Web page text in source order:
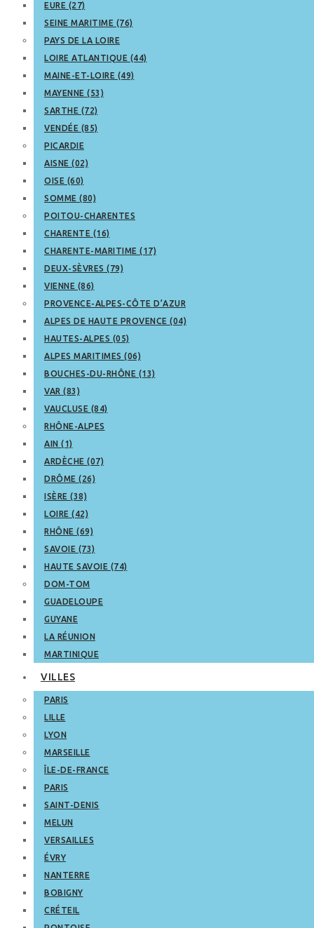
EURE (27)
SEINE MARITIME (76)
PAYS DE LA LOIRE
LOIRE ATLANTIQUE (44)
MAINE-ET-LOIRE (49)
MAYENNE (53)
SARTHE (72)
VENDÉE (85)
PICARDIE
AISNE (02)
OISE (60)
SOMME (80)
POITOU-CHARENTES
CHARENTE (16)
CHARENTE-MARITIME (17)
DEUX-SÈVRES (79)
VIENNE (86)
PROVENCE-ALPES-CÔTE D’AZUR
ALPES DE HAUTE PROVENCE (04)
HAUTES-ALPES (05)
ALPES MARITIMES (06)
BOUCHES-DU-RHÔNE (13)
VAR (83)
VAUCLUSE (84)
RHÔNE-ALPES
AIN (1)
ARDÈCHE (07)
DRÔME (26)
ISÈRE (38)
LOIRE (42)
RHÔNE (69)
SAVOIE (73)
HAUTE SAVOIE (74)
DOM-TOM
GUADELOUPE
GUYANE
LA RÉUNION
MARTINIQUE
VILLES
PARIS
LILLE
LYON
MARSEILLE
ÎLE-DE-FRANCE
PARIS
SAINT-DENIS
MELUN
VERSAILLES
ÉVRY
NANTERRE
BOBIGNY
CRÉTEIL